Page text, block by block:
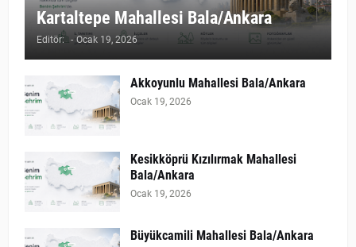
Kartaltepe Mahallesi Bala/Ankara
Editör: - Ocak 19, 2026
Akkoyunlu Mahallesi Bala/Ankara
Ocak 19, 2026
Kesikköprü Kızılırmak Mahallesi
Bala/Ankara
Ocak 19, 2026
Büyükcamili Mahallesi Bala/Ankara